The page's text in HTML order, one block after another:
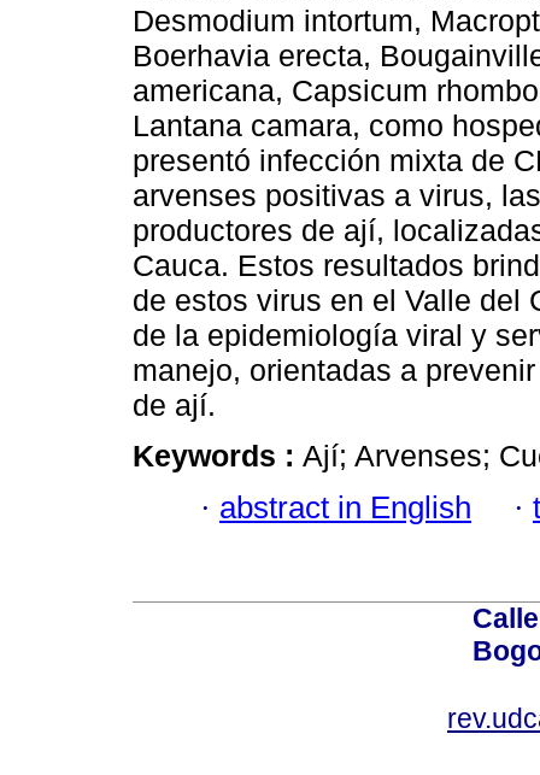
Desmodium intortum,
Boerhavia erecta,
americana, Capsicum
Lantana camara, como
presentó infección mixta de
arvenses positivas a virus,
productores de ají,
Cauca. Estos resultados
de estos virus en el Valle del
de la epidemiología viral y
manejo, orientadas a
de ají.
Keywords : Ají; Arvenses;
· abstract in English ·